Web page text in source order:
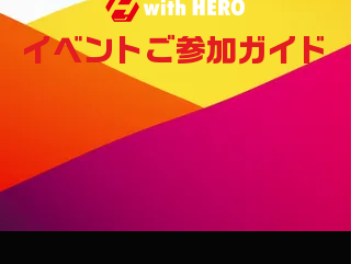
イベントご参加ガイド